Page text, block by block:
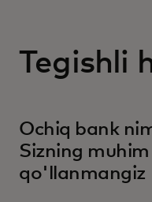
Tegishli
Ochiq bank
Sizning muhim
qo'llanmangiz